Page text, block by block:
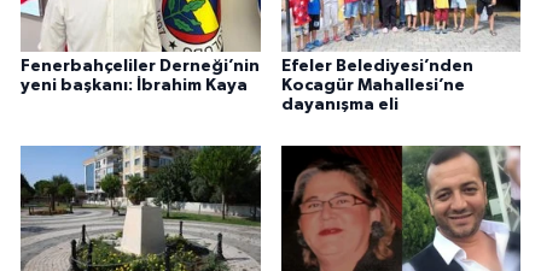
Fenerbahçeliler Derneği’nin
yeni başkanı: İbrahim Kaya
Efeler Belediyesi’nden
Kocagür Mahallesi’ne
dayanışma eli